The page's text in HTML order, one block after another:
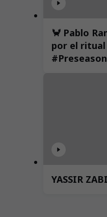
🦀 Pablo
por el ritual
YASSIR